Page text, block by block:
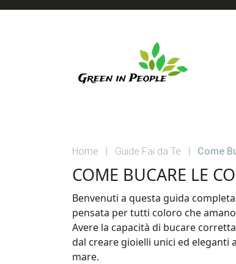
Skip
Skip
Skip
IN
PEOPLE
e
Giardino
Home | Guide Fai da Te | Come
COME BUCARE LE
Benvenuti a questa guida
pensata per tutti coloro che
Avere la capacità di bucare
dal creare gioielli unici ed eleganti
mare.